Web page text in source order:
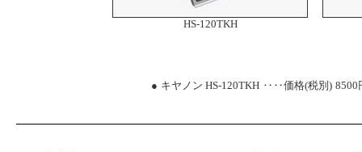
HS-120TKH
● キヤノン HS-120TKH ‥‥価格(税別) 8500